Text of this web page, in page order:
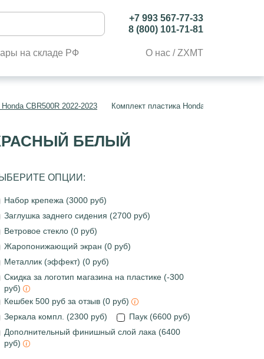
+7 993 567-77-33
8 (800) 101-71-81
на складе РФ О нас / ZXMT
CBR500R 2022-2023 Комплект пластика Honda CBR500R
КРАСНЫЙ БЕЛЫЙ
ОПЦИИ:
Набор крепежа (3000 руб)
Заглушка заднего сидения (2700 руб)
Ветровое стекло (0 руб)
Жаропонижающий экран (0 руб)
Металлик (эффект) (0 руб)
Скидка за логотип магазина на пластике (-300
руб)
Кешбек 500 руб за отзыв (0 руб)
Зеркала компл. (2300 руб)
Паук (6600 руб)
Дополнительный финишный слой лака (6400
руб)